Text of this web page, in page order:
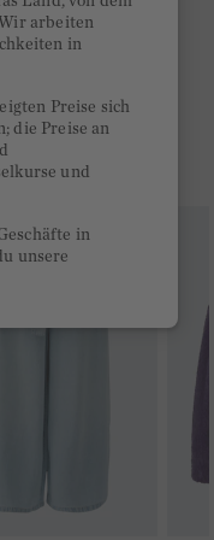
arbeiten
in
Preise sich
die Preise an
und
in
unsere